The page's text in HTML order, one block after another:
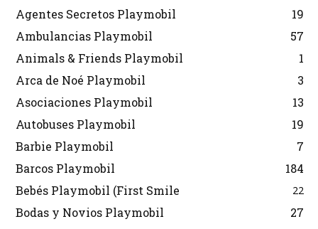
Agentes Secretos Playmobil
19
Ambulancias Playmobil
57
Animals & Friends Playmobil
1
Arca de Noé Playmobil
3
Asociaciones Playmobil
13
Autobuses Playmobil
19
Barbie Playmobil
7
Barcos Playmobil
184
Bebés Playmobil (First Smile
22
Bodas y Novios Playmobil
27